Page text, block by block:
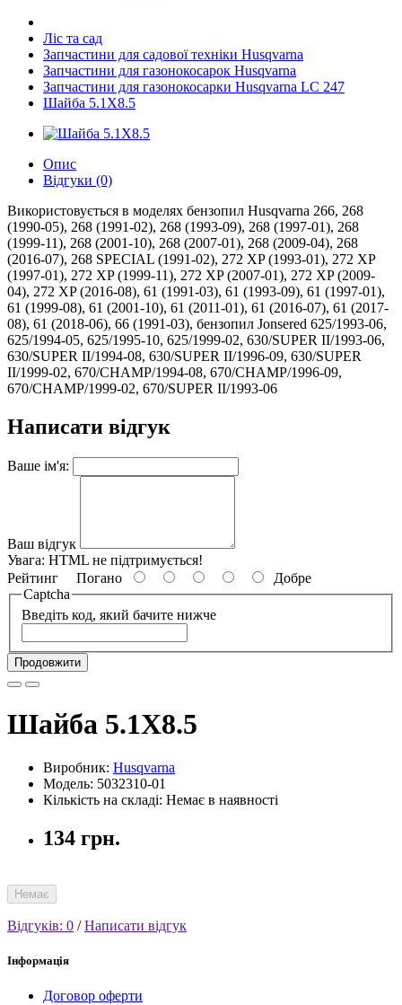
Ліс та сад
Запчастини для садової техніки Husqvarna
Запчастини для газонокосарок Husqvarna
Запчастини для газонокосарки Husqvarna LC 247
Шайба 5.1X8.5
Опис
Відгуки (0)
Використовується в моделях бензопил Husqvarna 266, 268
(1990-05), 268 (1991-02), 268 (1993-09), 268 (1997-01), 268
(1999-11), 268 (2001-10), 268 (2007-01), 268 (2009-04), 268
(2016-07), 268 SPECIAL (1991-02), 272 XP (1993-01), 272 XP
(1997-01), 272 XP (1999-11), 272 XP (2007-01), 272 XP (2009-
04), 272 XP (2016-08), 61 (1991-03), 61 (1993-09), 61 (1997-01),
61 (1999-08), 61 (2001-10), 61 (2011-01), 61 (2016-07), 61 (2017-
08), 61 (2018-06), 66 (1991-03), бензопил Jonsered 625/1993-06,
625/1994-05, 625/1995-10, 625/1999-02, 630/SUPER II/1993-06,
630/SUPER II/1994-08, 630/SUPER II/1996-09, 630/SUPER
II/1999-02, 670/CHAMP/1994-08, 670/CHAMP/1996-09,
670/CHAMP/1999-02, 670/SUPER II/1993-06
Написати відгук
Ваше ім'я:
Ваш відгук
Увага: HTML не підтримується!
Рейтинг Погано
Добре
Captcha
Введіть код, який бачите нижче
Продовжити
Шайба 5.1X8.5
Виробник: Husqvarna
Модель: 5032310-01
Кількість на складі: Немає в наявності
134 грн.
Немає
Відгуків: 0 /Написати відгук
Інформація
Договор оферти